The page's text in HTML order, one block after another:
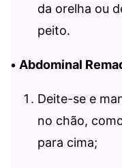
da orelha ou
peito.
• Abdominal
Deite-se e
no chão,
para cima;